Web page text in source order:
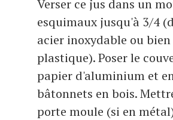
Verser ce jus dans un
esquimaux jusqu'à 3/4
acier inoxydable ou
plastique). Poser le
papier d'aluminium et
bâtonnets en bois.
porte moule (si en